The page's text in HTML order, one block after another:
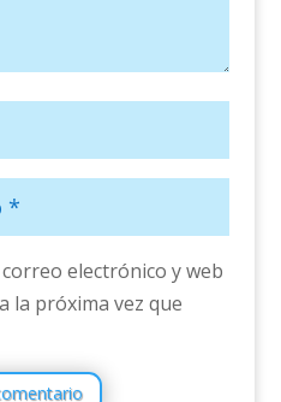
electrónico y web
la próxima vez que